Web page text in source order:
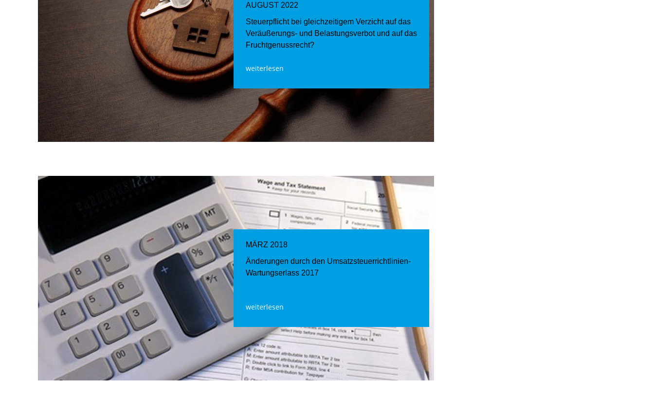
AUGUST 2022
Steuerpflicht bei gleichzeitigem Verzicht auf das
Veräußerungs- und Belastungsverbot und auf das
Fruchtgenussrecht?
weiterlesen
MÄRZ 2018
Änderungen durch den Umsatzsteuerrichtlinien-
Wartungserlass 2017
weiterlesen